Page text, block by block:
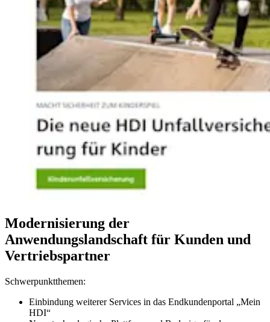
Modernisierung der
Anwendungslandschaft für Kunden und
Vertriebspartner
Schwerpunktthemen:
Einbindung weiterer Services in das Endkundenportal „Mein
HDI“